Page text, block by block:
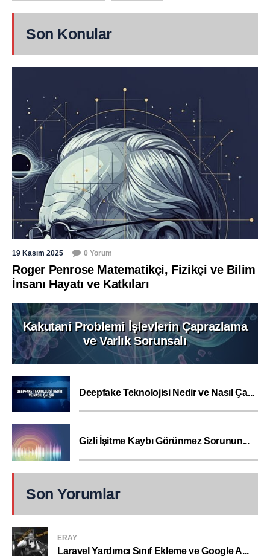
Son Konular
19 Kasım 2025 0 Yorum
Roger Penrose Matematikçi, Fizikçi ve Bilim
İnsanı Hayatı ve Katkıları
Kakutani Problemi İşlevlerin Çaprazlama
ve Varlık Sorunsalı
Deepfake Teknolojisi Nedir ve Nasıl Ça...
Gizli İşitme Kaybı Görünmez Sorunun...
Son Yorumlar
ERAY
Laravel Yardımcı Sınıf Ekleme ve Google A...